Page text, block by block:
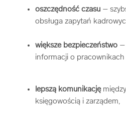
oszczędność czasu –
obsługa zapytań
większe bezpieczeństwo –
informacji o pracownikach
lepszą komunikację
księgowością i zarządem,